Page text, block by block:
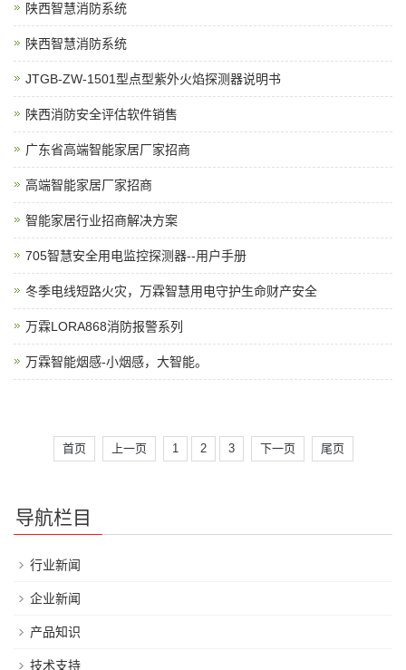
陕西智慧消防系统
陕西智慧消防系统
JTGB-ZW-1501型点型紫外火焰探测器说明书
陕西消防安全评估软件销售
广东省高端智能家居厂家招商
高端智能家居厂家招商
智能家居行业招商解决方案
705智慧安全用电监控探测器--用户手册
冬季电线短路火灾，万霖智慧用电守护生命财产安全
万霖LORA868消防报警系列
万霖智能烟感-小烟感，大智能。
首页 上一页 1 2 3 下一页 尾页
导航栏目
行业新闻
企业新闻
产品知识
技术支持